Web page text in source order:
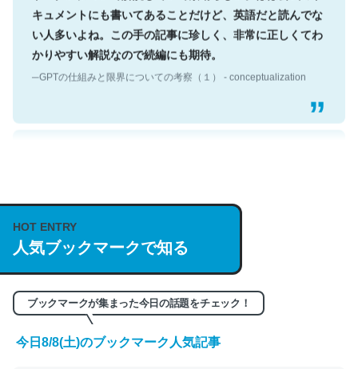
キュメントにも書いてあることだけど、英語だと読んでな
い人多いよね。この手の記事に珍しく、非常に正しくてわ
かりやすい解説なので続編にも期待。
─GPTの仕組みと限界についての考察（１） - conceptualization
https://isobe324649.hatenablog.com/entry/2023/03/27
/064121
─GPTの仕組みと限界についての考察（１） - conceptualization
HOT ENTRY
人気ブックマークで知る
ブックマークが集まった今日の話題をチェック！
今日8/8(土)のブックマーク人気記事